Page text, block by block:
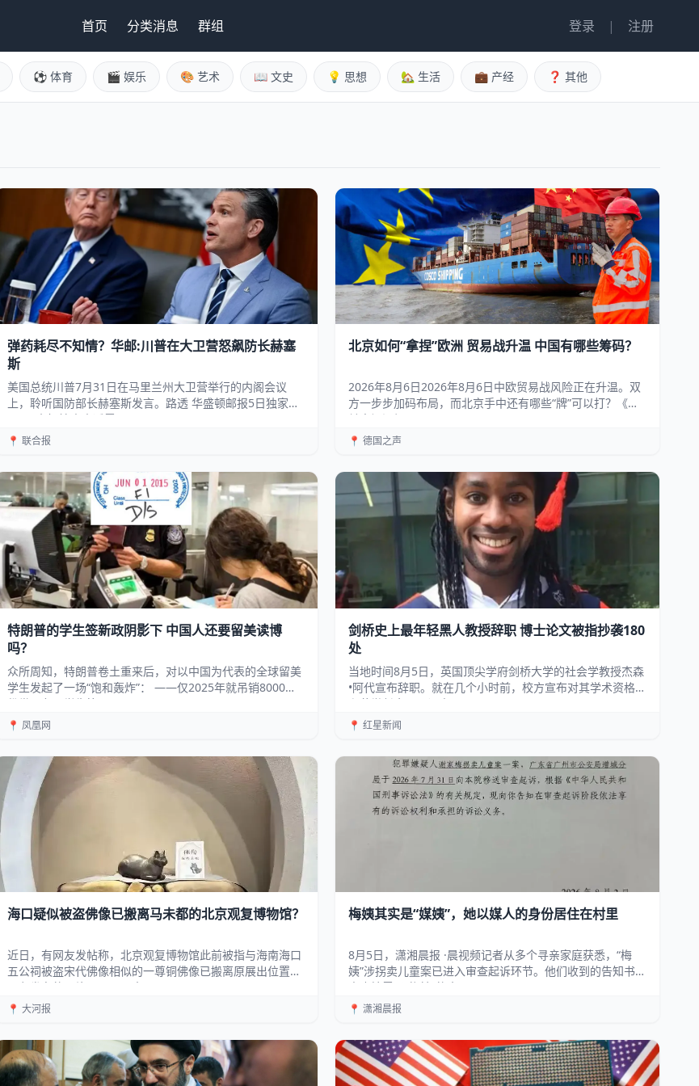
首页 分类消息 群组 登录 | 注册
⚽ 体育 🎬 娱乐 🎨 艺术 📖 文史 💡 思想 🏡 生活 💼 产经 ❓ 其他
弹药耗尽不知情？华邮:川普在大卫营怒飙防长赫塞
斯
美国总统川普7月31日在马里兰州大卫营举行的内阁会议
上，聆听国防部长赫塞斯发言。路透 华盛顿邮报5日独家报
导，2名知情人士透露，...
📍 联合报
北京如何“拿捏”欧洲 贸易战升温 中国有哪些筹码？
2026年8月6日2026年8月6日中欧贸易战风险正在升温。双
方一步步加码布局，而北京手中还有哪些“牌”可以打？《法
兰克福汇报》...
📍 德国之声
特朗普的学生签新政阴影下 中国人还要留美读博
吗？
众所周知，特朗普卷土重来后，对以中国为代表的全球留美
学生发起了一场“饱和轰炸”： ——仅2025年就吊销8000余
份世界各国学生签...
📍 凤凰网
剑桥史上最年轻黑人教授辞职 博士论文被指抄袭180
处
当地时间8月5日，英国顶尖学府剑桥大学的社会学教授杰森
•阿代宣布辞职。就在几个小时前，校方宣布对其学术资格
和荣誉任命展开调查。 ...
📍 红星新闻
海口疑似被盗佛像已搬离马未都的北京观复博物馆？
近日，有网友发帖称，北京观复博物馆此前被指与海南海口
五公祠被盗宋代佛像相似的一尊铜佛像已搬离原展出位置。
网友发布的照片显示，原本...
📍 大河报
梅姨其实是“媒姨”，她以媒人的身份居住在村里
8月5日，潇湘晨报 ·晨视频记者从多个寻亲家庭获悉，“梅
姨”涉拐卖儿童案已进入审查起诉环节。他们收到的告知书
中也披露了“梅姨”的真...
📍 潇湘晨报